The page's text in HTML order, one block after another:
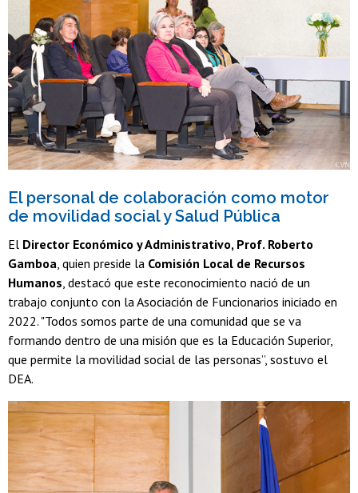
El personal de colaboración como motor
de movilidad social y Salud Pública
El Director Económico y Administrativo, Prof. Roberto
Gamboa, quien preside la Comisión Local de Recursos
Humanos, destacó que este reconocimiento nació de un
trabajo conjunto con la Asociación de Funcionarios iniciado en
2022. "Todos somos parte de una comunidad que se va
formando dentro de una misión que es la Educación Superior,
que permite la movilidad social de las personas”, sostuvo el
DEA.